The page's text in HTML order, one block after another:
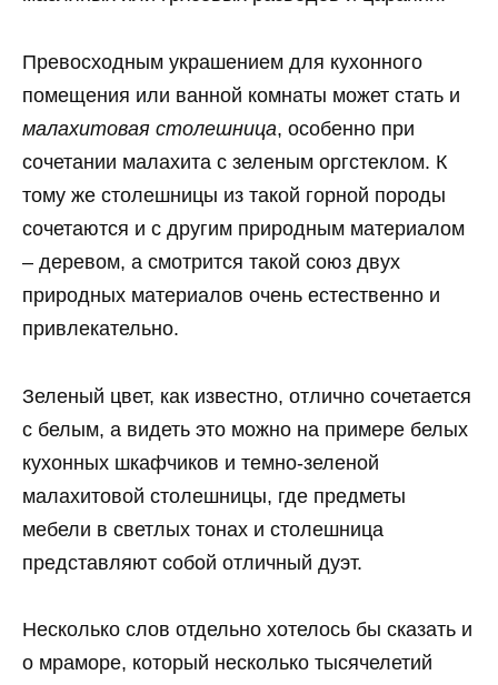
Превосходным украшением для кухонного
помещения или ванной комнаты может стать и
малахитовая столешница, особенно при
сочетании малахита с зеленым оргстеклом. К
тому же столешницы из такой горной породы
сочетаются и с другим природным материалом
– деревом, а смотрится такой союз двух
природных материалов очень естественно и
привлекательно.
Зеленый цвет, как известно, отлично сочетается
с белым, а видеть это можно на примере белых
кухонных шкафчиков и темно-зеленой
малахитовой столешницы, где предметы
мебели в светлых тонах и столешница
представляют собой отличный дуэт.
Несколько слов отдельно хотелось бы сказать и
о мраморе, который несколько тысячелетий